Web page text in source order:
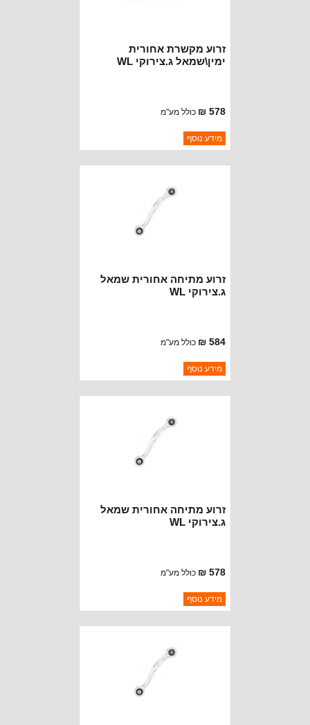
זרוע מקשרת אחורית
ימין\שמאל ג.צירוקי WL
578 ₪ כולל מע"מ
ברקוד: 68401957AB
יצרן:OAKMAN OFFROAD
מידע נוסף
זרוע מתיחה אחורית שמאל
ג.צירוקי WL
584 ₪ כולל מע"מ
ברקוד: 5090285AC
יצרן:OAKMAN OFFROAD
מידע נוסף
זרוע מתיחה אחורית שמאל
ג.צירוקי WL
578 ₪ כולל מע"מ
ברקוד: 5090283AC
יצרן:OAKMAN OFFROAD
מידע נוסף